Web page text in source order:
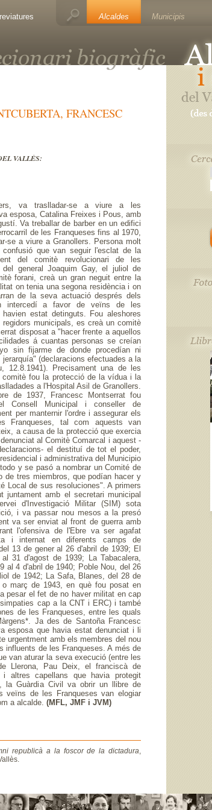
Municipis
Alcaldes
FRANCESC
VALLÈS:
va traslladar-se a viure a les
esposa, Catalina Freixes i Pous, amb
Va treballar de barber en un edifici
de les Franqueses fins al 1970,
se a viure a Granollers. Persona molt
confusió que van seguir l'esclat de la
del comitè revolucionari de les
del general Joaquim Gay, el juliol de
forani, creà un gran neguit entre la
on tenia una segona residència i on
de la seva actuació després dels
intercedí a favor de veïns de les
estat detinguts. Fou aleshores
municipals, es creà un comitè
disposat a "hacer frente a aquellos
á cuantas personas se creían
sin fijarme de donde procedían ni
(declaracions efectuades a la
12.8.1941). Precisament una de les
comitè fou la protecció de la vídua i la
a l'Hospital Asil de Granollers.
de 1937, Francesc Montserrat fou
Consell Municipal i conseller de
per manternir l'ordre i assegurar els
Franqueses, tal com aquests van
a causa de la protecció que exercia
al Comitè Comarcal i aquest -
el destituí de tot el poder,
i administrativa del Municipio
y se pasó a nombrar un Comité de
de tres miembros, que podían hacer y
Local de sus resoluciones". A primers
juntament amb el secretari municipal
d'Investigació Militar (SIM) sota
i va passar nou mesos a la presó
va ser enviat al front de guerra amb
l'ofensiva de l'Ebre va ser agafat
i internat en diferents camps de
13 de gener al 26 d'abril de 1939; El
31 d'agost de 1939; La Tabacalera,
al 4 d'abril de 1940; Poble Nou, del 26
de 1942; La Safa, Blanes, del 28 de
març de 1943, en què fou posat en
pesar el fet de no haver militat en cap
cap a la CNT i ERC) i també
de les Franqueses, entre les quals
Ja des de Santoña Francesc
esposa que havia estat denunciat i li
urgentment amb els membres del nou
influents de les Franqueses. A més de
van aturar la seva execució (entre les
Llerona, Pau Deix, el franciscà de
i altres capellans que havia protegit
la Guàrdia Civil va obrir un llibre de
veïns de les Franqueses van elogiar
a alcalde. (MFL, JMF i JVM)
republicà a la foscor de la dictadura